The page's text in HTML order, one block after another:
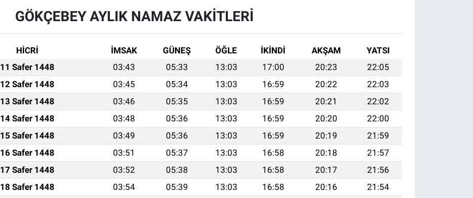
GÖKÇEBEY AYLIK NAMAZ VAKITLERI
HİCRİ İMSAK GÜNEŞ ÖĞLE İKINDI AKŞAM
YATSI
11 Safer 1448 03:43 05:33 13:03 17:00 20:23
22:05
12 Safer 1448 03:45 05:34 13:03 16:59 20:22
22:03
13 Safer 1448 03:46 05:35 13:03 16:59 20:21
22:02
14 Safer 1448 03:48 05:36 13:03 16:59 20:20
22:00
15 Safer 1448 03:49 05:36 13:03 16:59 20:19
21:59
16 Safer 1448 03:51 05:37 13:03 16:58 20:18
21:57
17 Safer 1448 03:52 05:38 13:03 16:58 20:17
21:56
18 Safer 1448 03:54 05:39 13:03 16:58 20:16
21:54